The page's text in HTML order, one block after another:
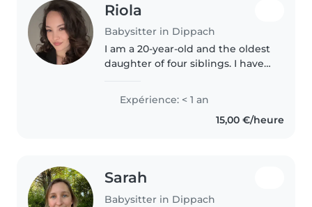
Riola
Babysitter in Dippach
I am a 20-year-old and the oldest
daughter of four siblings. I have
children and naturally get along
well with them. Most of my
experience comes from taking..
Expérience: < 1 an
15,00 €/heure
Sarah
Babysitter in Dippach